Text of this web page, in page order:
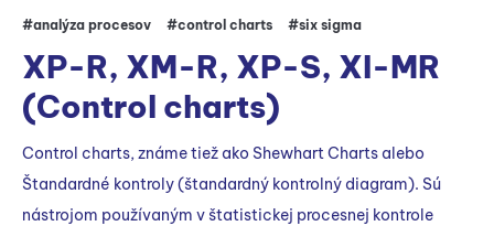
#analýza procesov #control charts #six sigma
XP-R, XM-R, XP-S, XI-MR
(Control charts)
Control charts, známe tiež ako Shewhart Charts alebo
Štandardné kontroly (štandardný kontrolný diagram). Sú
nástrojom používaným v štatistickej procesnej kontrole